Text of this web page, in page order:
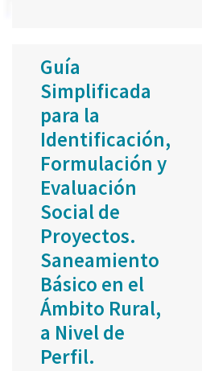
Guía
Simplificada
para la
Identificación,
Formulación y
Evaluación
Social de
Proyectos.
Saneamiento
Básico en el
Ámbito Rural,
a Nivel de
Perfil.